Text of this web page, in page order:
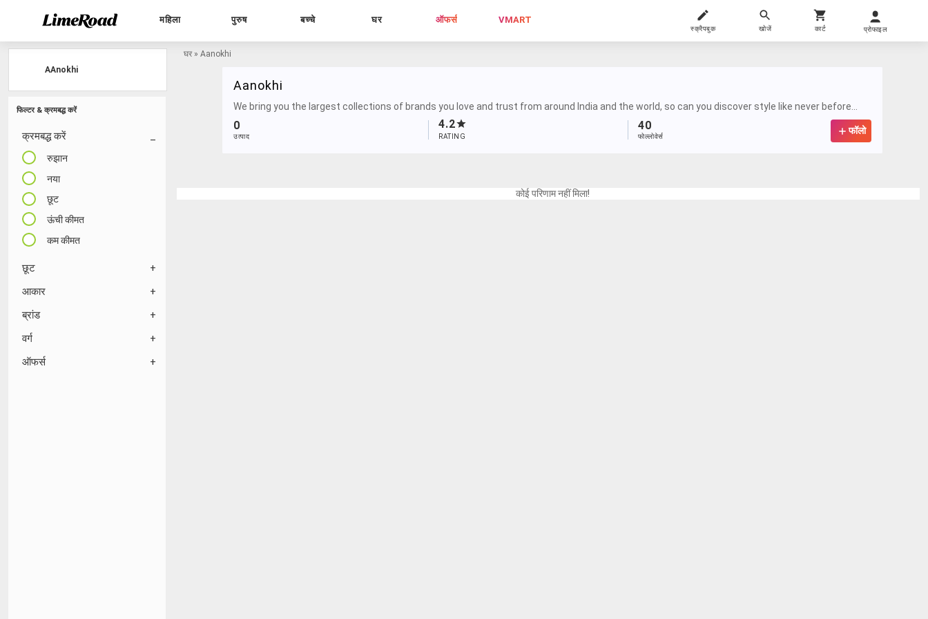
महिला पुरुष बच्चे घर ऑफर्स VMART
स्क्रैपबुक खोजें कार्ट प्रोफाइल
फिल्टर & क्रमबद्ध करें
क्रमबद्ध करें
रुझान
नया
छूट
ऊंची कीमत
कम कीमत
छूट
आकार
ब्रांड
वर्ग
ऑफर्स
घर » Aanokhi
Aanokhi
We bring you the largest collections of brands you love and trust from around India and the world, so can you discover style like never before...
0
उत्पाद
4.2
RATING
40
फोल्लोवेर्स
फॉलो
AAnokhi
कोई परिणाम नहीं मिला!